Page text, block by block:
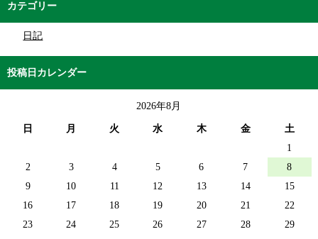
カテゴリー
日記
投稿日カレンダー
2026年8月
日 月 火 水 木 金
土
1
2
3 4 5 6 7
8
9
10 11 12 13 14
15
16
17 18 19 20 21
22
23
24 25 26 27 28
29